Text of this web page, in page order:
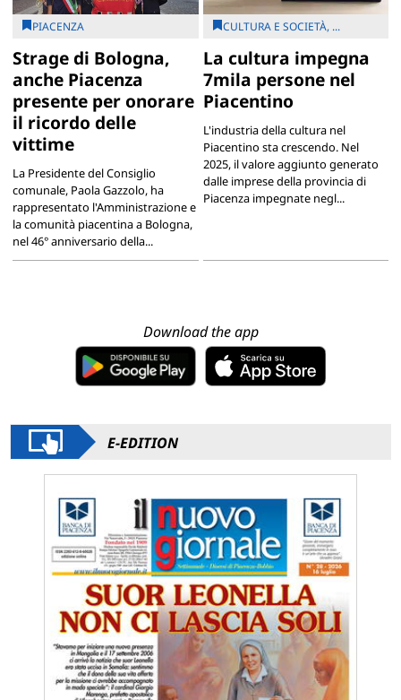
PIACENZA
Strage di Bologna,
anche Piacenza
presente per onorare
il ricordo delle
vittime
La Presidente del Consiglio
comunale, Paola Gazzolo, ha
rappresentato l'Amministrazione e
la comunità piacentina a Bologna,
nel 46° anniversario della...
CULTURA E SOCIETÀ, ...
La cultura impegna
7mila persone nel
Piacentino
L'industria della cultura nel
Piacentino sta crescendo. Nel
2025, il valore aggiunto generato
dalle imprese della provincia di
Piacenza impegnate negl...
Download the app
E-EDITION